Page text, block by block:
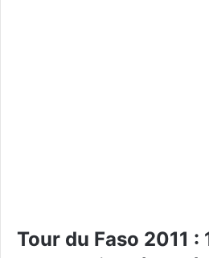
Tour du Faso 2011 :